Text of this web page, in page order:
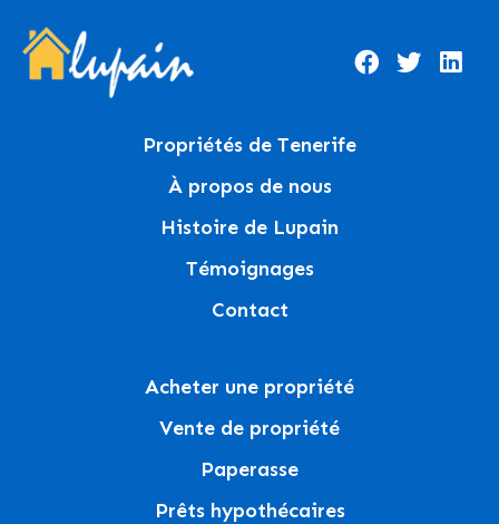
Propriétés de Tenerife
À propos de nous
Histoire de Lupain
Témoignages
Contact
Acheter une propriété
Vente de propriété
Paperasse
Prêts hypothécaires